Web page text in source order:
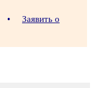
•
Заявить о